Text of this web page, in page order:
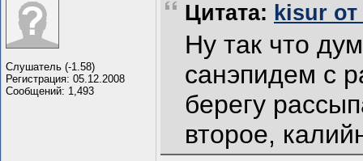
Слушатель (-1.58)
Регистрация: 05.12.2008
Сообщений: 1,493
Цитата: kisur от
Ну так что
санэпидем с
берегу
второе,